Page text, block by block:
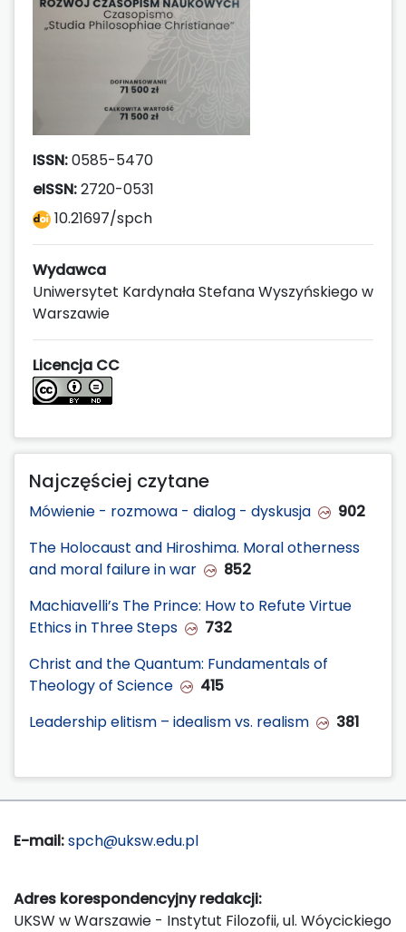
ISSN:0585-5470
eISSN:2720-0531
10.21697/spch
Wydawca
Uniwersytet Kardynała Stefana Wyszyńskiego w
Warszawie
Licencja CC
Najczęściej czytane
Mówienie - rozmowa - dialog - dyskusja
902
The Holocaust and Hiroshima. Moral otherness
and moral failure in war
852
Machiavelli’s The Prince: How to Refute Virtue
Ethics in Three Steps
732
Christ and the Quantum: Fundamentals of
Theology of Science
415
Leadership elitism – idealism vs. realism
381
E-mail:spch@uksw.edu.pl
Adres korespondencyjny redakcji:
UKSW w Warszawie - Instytut Filozofii, ul. Wóycickiego